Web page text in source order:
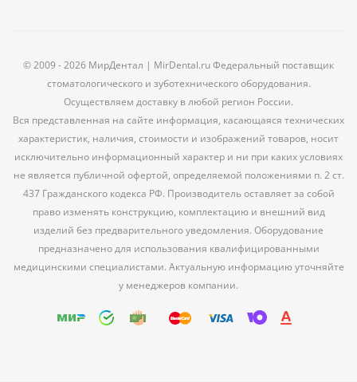
© 2009 - 2026 МирДентал | MirDental.ru Федеральный поставщик
стоматологического и зуботехнического оборудования.
Осуществляем доставку в любой регион России.
Вся представленная на сайте информация, касающаяся технических
характеристик, наличия, стоимости и изображений товаров, носит
исключительно информационный характер и ни при каких условиях
не является публичной офертой, определяемой положениями п. 2 ст.
437 Гражданского кодекса РФ. Производитель оставляет за собой
право изменять конструкцию, комплектацию и внешний вид
изделий без предварительного уведомления. Оборудование
предназначено для использования квалифицированными
медицинскими специалистами. Актуальную информацию уточняйте
у менеджеров компании.